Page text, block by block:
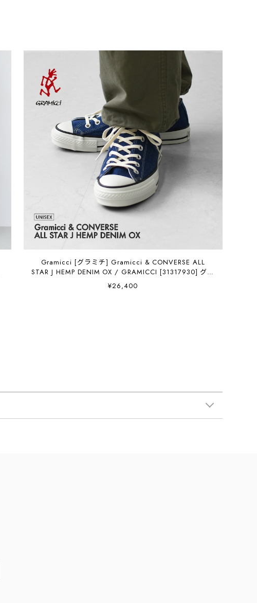
Gramicci [グラミチ] Gramicci & CONVERSE ALL
STAR J HEMP DENIM OX / GRAMICCI [31317930] グラ
ミチ×コンバース オールスター J ヘンプ デニム オック
ス・スニーカー・アウトドア・タウンユース・MEN'S /
¥26,400